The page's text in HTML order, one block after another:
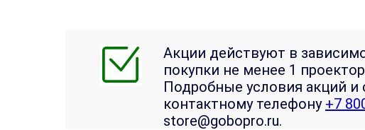
Акции действуют в
покупки не менее 1
Подробные условия акций и
контактному телефону +7
store@gobopro.ru.